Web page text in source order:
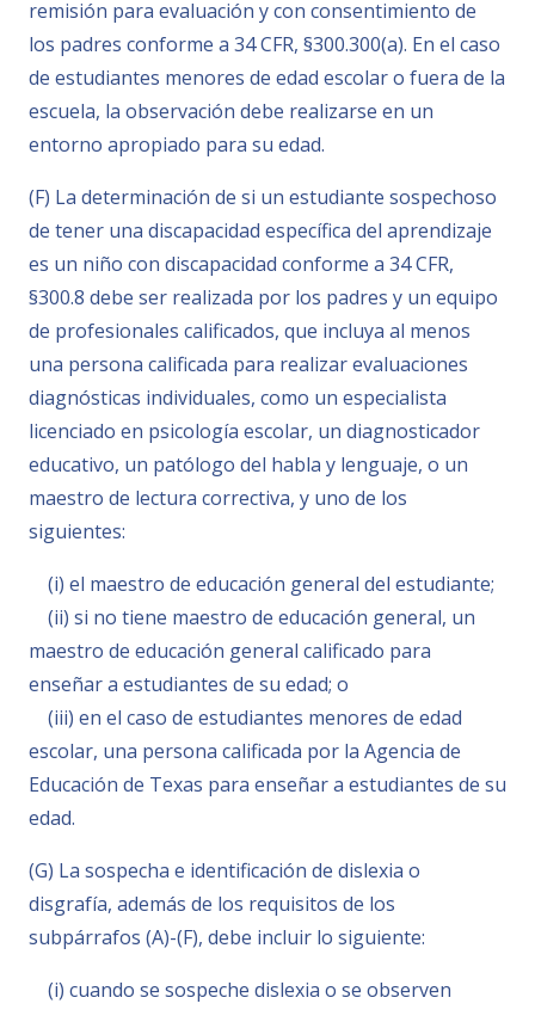
remisión para evaluación y con consentimiento de
los padres conforme a 34 CFR, §300.300(a). En el caso
de estudiantes menores de edad escolar o fuera de la
escuela, la observación debe realizarse en un
entorno apropiado para su edad.
(F) La determinación de si un estudiante sospechoso
de tener una discapacidad específica del aprendizaje
es un niño con discapacidad conforme a 34 CFR,
§300.8 debe ser realizada por los padres y un equipo
de profesionales calificados, que incluya al menos
una persona calificada para realizar evaluaciones
diagnósticas individuales, como un especialista
licenciado en psicología escolar, un diagnosticador
educativo, un patólogo del habla y lenguaje, o un
maestro de lectura correctiva, y uno de los
siguientes:
(i) el maestro de educación general del estudiante;
(ii) si no tiene maestro de educación general, un
maestro de educación general calificado para
enseñar a estudiantes de su edad; o
(iii) en el caso de estudiantes menores de edad
escolar, una persona calificada por la Agencia de
Educación de Texas para enseñar a estudiantes de su
edad.
(G) La sospecha e identificación de dislexia o
disgrafía, además de los requisitos de los
subpárrafos (A)-(F), debe incluir lo siguiente:
(i) cuando se sospeche dislexia o se observen